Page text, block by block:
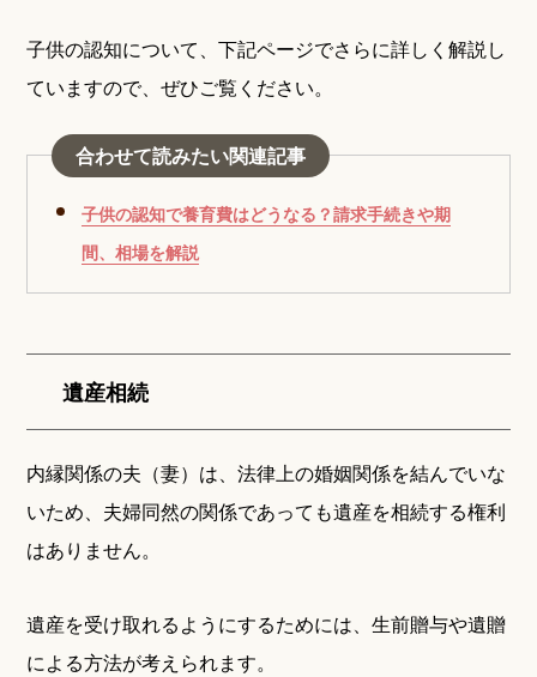
子供の認知について、下記ページでさらに詳しく解説し
ていますので、ぜひご覧ください。
合わせて読みたい関連記事
子供の認知で養育費はどうなる？請求手続きや期
間、相場を解説
遺産相続
内縁関係の夫（妻）は、法律上の婚姻関係を結んでいな
いため、夫婦同然の関係であっても遺産を相続する権利
はありません。
遺産を受け取れるようにするためには、生前贈与や遺贈
による方法が考えられます。